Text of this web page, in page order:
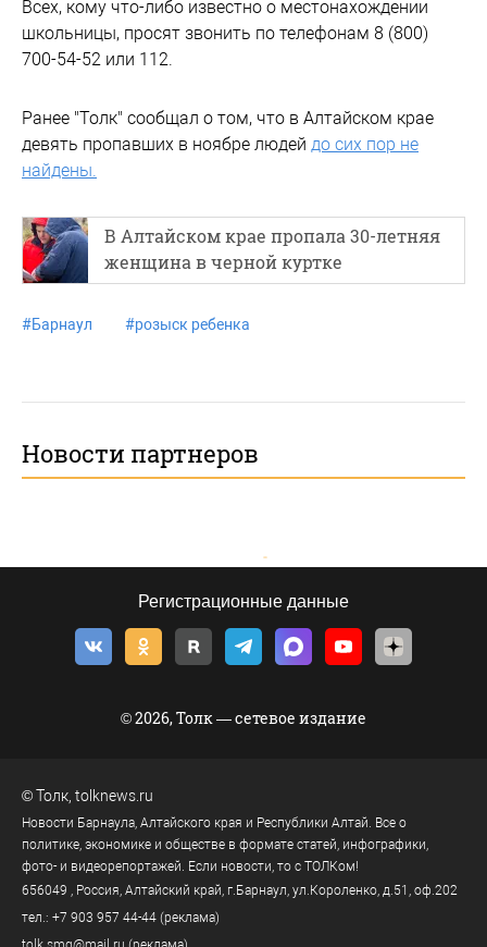
Всех, кому что-либо известно о местонахождении
школьницы, просят звонить по телефонам 8 (800)
700-54-52 или 112.
Ранее "Толк" сообщал о том, что в Алтайском крае
девять пропавших в ноябре людей до сих пор не
найдены.
В Алтайском крае пропала 30-летняя
женщина в черной куртке
#Барнаул #розыск ребенка
Новости партнеров
Регистрационные данные
© 2026, Толк — сетевое издание
©Толк tolknews.ru
Новости Барнаула, Алтайского края и Республики Алтай. Все о
политике, экономике и обществе в формате статей, инфографики,
фото- и видеорепортажей. Если новости, то с ТОЛКом!
656049
, Россия, Алтайский край, г. Барнаул ул.Короленко, д.51, оф.202
тел.: +7 903 957 44-44 (реклама)